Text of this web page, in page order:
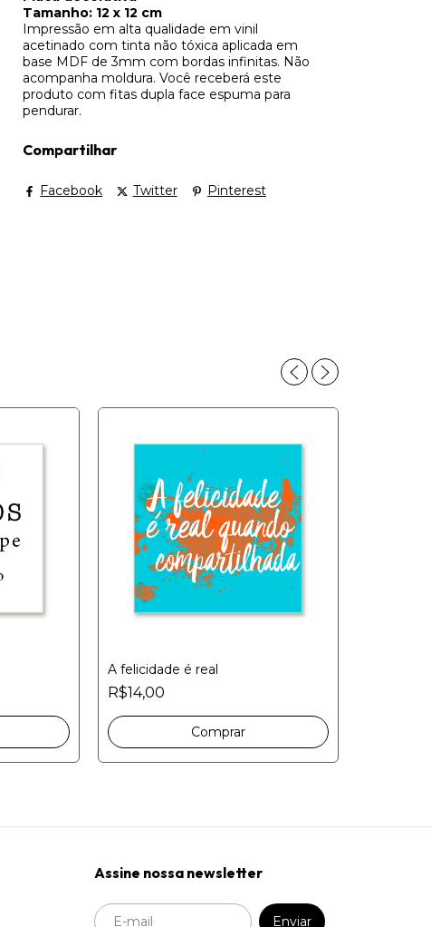
Tamanho: 12 x 12 cm
Impressão em alta qualidade em vinil
acetinado com tinta não tóxica aplicada em
base MDF de 3mm com bordas infinitas. Não
acompanha moldura. Você receberá este
produto com fitas dupla face espuma para
pendurar.
Compartilhar
Facebook Twitter Pinterest
A felicidade é real
R$14,00
Assine nossa newsletter